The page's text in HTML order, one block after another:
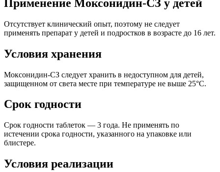
Применение Моксонидин-СЗ у детей
Отсутствует клинический опыт, поэтому не следует
применять препарат у детей и подростков в возрасте до 16 лет.
Условия хранения
Моксонидин-СЗ следует хранить в недоступном для детей,
защищенном от света месте при температуре не выше 25°С.
Срок годности
Срок годности таблеток — 3 года. Не применять по
истечении срока годности, указанного на упаковке или
блистере.
Условия реализации